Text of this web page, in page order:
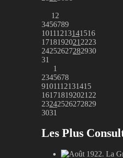
1 2
3456789
10111213141516
1718192021 2223
24252627282930
31
1
2345678
9101112131415
161718192021 22
23242526272829
3031
Les Plus